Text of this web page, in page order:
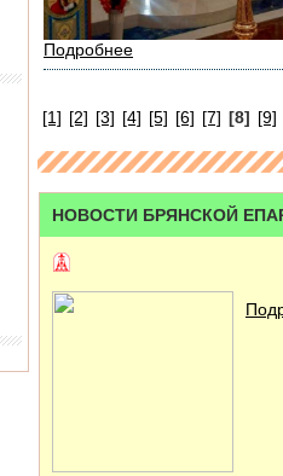
Подробнее
[1] [2] [3] [4] [5] [6] [7] [8] [9]
НОВОСТИ БРЯНСКОЙ